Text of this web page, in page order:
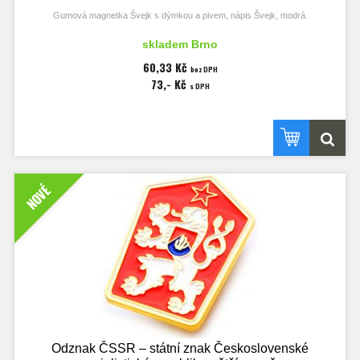
Gumová magnetka Švejk s dýmkou a pivem, nápis Švejk, modrá.
skladem Brno
60,33 Kč bez DPH
73,- Kč s DPH
NOVÉ
Odznak ČSSR – státní znak Československé